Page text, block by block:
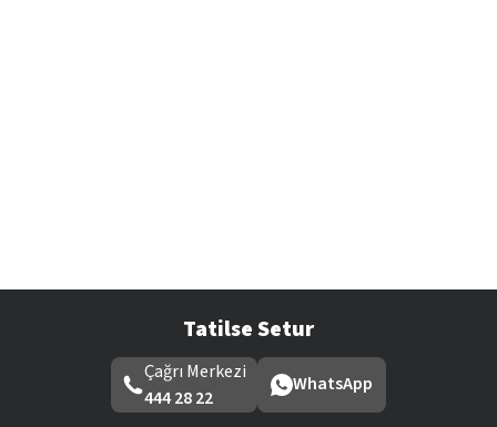
Tatilse Setur
Çağrı Merkezi
444 28 22
WhatsApp